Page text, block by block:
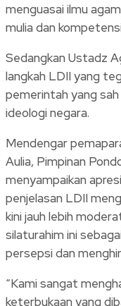
menguasai ilmu
mulia dan
Sedangkan Ustadz
langkah LDII yang
pemerintah yang
ideologi negara.
Mendengar
Aulia, Pimpinan
menyampaikan
penjelasan LDII
kini jauh lebih
silaturahim ini
persepsi dan
“Kami sangat
keterbukaan yang